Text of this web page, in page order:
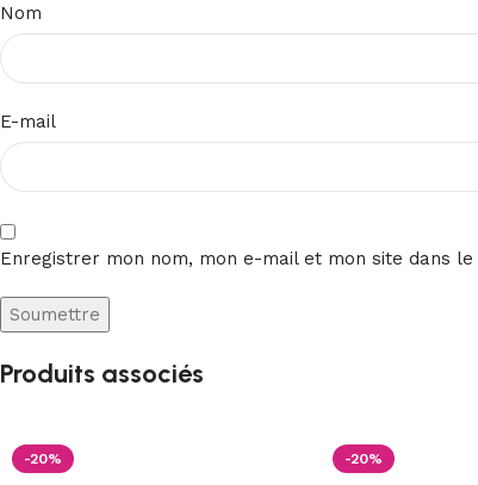
Nom
E-mail
Enregistrer mon nom, mon e-mail et mon site dans
Produits associés
-20% -20%